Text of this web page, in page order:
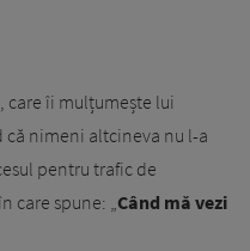
care îi mulțumește lui
nimeni altcineva nu l-a
pentru trafic de
care spune: „Când mă vezi